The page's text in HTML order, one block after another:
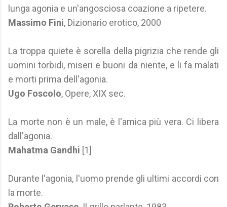
lunga agonia e un'angosciosa coazione a ripetere.
Massimo Fini, Dizionario erotico, 2000
La troppa quiete è sorella della pigrizia che rende gli
uomini torbidi, miseri e buoni da niente, e li fa malati
e morti prima dell'agonia.
Ugo Foscolo, Opere, XIX sec.
La morte non è un male, è l'amica più vera. Ci libera
dall'agonia.
Mahatma Gandhi [1]
Durante l'agonia, l'uomo prende gli ultimi accordi con
la morte.